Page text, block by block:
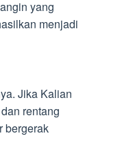
yang
menjadi
Jika Kalian
rentang
bergerak